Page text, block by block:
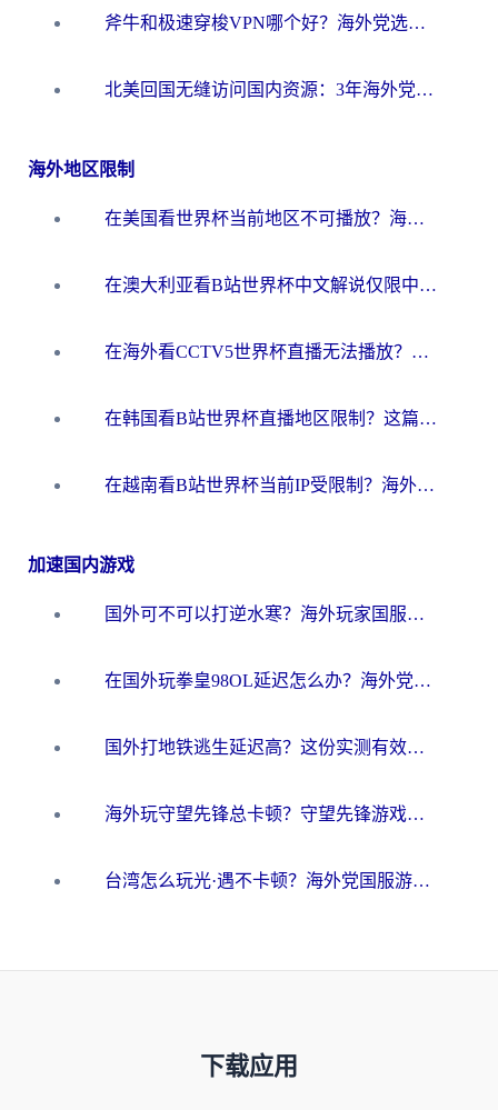
斧牛和极速穿梭VPN哪个好？海外党选回国加速器必看的真实对比与避坑指南
北美回国无缝访问国内资源：3年海外党亲测的加速器选择指南
海外地区限制
在美国看世界杯当前地区不可播放？海外党体育观赛终极指南来了！
在澳大利亚看B站世界杯中文解说仅限中国大陆？这篇指南帮你打破限制看遍赛事
在海外看CCTV5世界杯直播无法播放？这篇指南让你和国内球迷同步呐喊
在韩国看B站世界杯直播地区限制？这篇指南让你告别“当前地区不可播放”
在越南看B站世界杯当前IP受限制？海外党体育观赛终极指南来了
加速国内游戏
国外可不可以打逆水寒？海外玩家国服畅玩终极指南（附漫威荒野乱斗加速方案）
在国外玩拳皇98OL延迟怎么办？海外党亲测有效的低延迟指南
国外打地铁逃生延迟高？这份实测有效的低延迟指南帮你吃鸡
海外玩守望先锋总卡顿？守望先锋游戏加速器在哪里买&避坑指南（附欧洲非洲游戏实测）
台湾怎么玩光·遇不卡顿？海外党国服游戏加速终极攻略（附实测体验）
下载应用